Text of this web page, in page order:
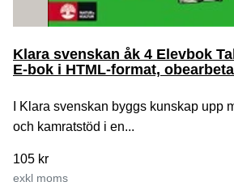
Klara svenskan åk 4 Elevbok
E-bok i HTML-format,
I Klara svenskan byggs kunskap upp
och kamratstöd i en...
105 kr
exkl moms